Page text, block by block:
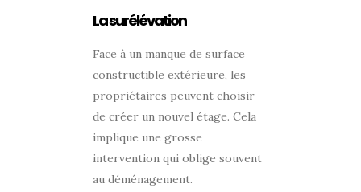
La surélévation
Face à un manque de surface
constructible extérieure, les
propriétaires peuvent choisir
de créer un nouvel étage. Cela
implique une grosse
intervention qui oblige souvent
au déménagement.